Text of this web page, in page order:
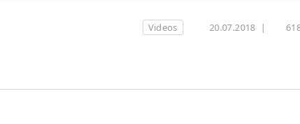
Videos 20.07.2018 |